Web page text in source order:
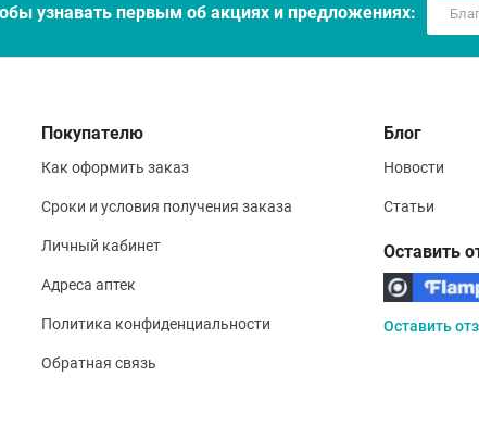
узнавать первым об акцияx и предложениях:
Покупателю
Как оформить заказ
Сроки и условия получения заказа
Личный кабинет
Адреса аптек
Политика конфиденциальности
Обратная связь
Блог
Новости
Статьи
Оставить
Оставить